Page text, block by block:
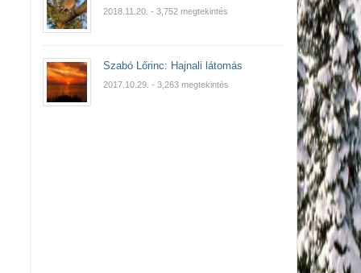
2018.11.20. - 3,752 megtekintés
Szabó Lőrinc: Hajnali látomás
2017.10.29. - 3,263 megtekintés